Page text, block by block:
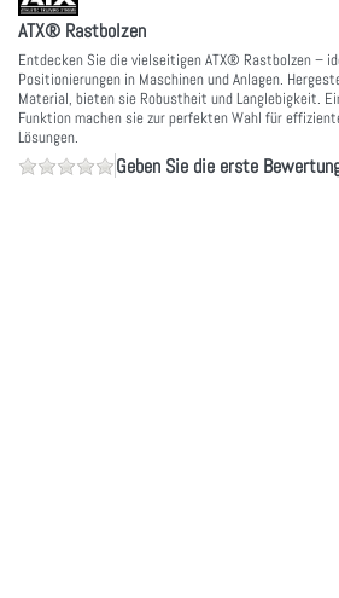
ATX® Rastbolzen
Entdecken Sie die vielseitigen ATX® Rastbolzen –
Positionierungen in Maschinen und Anlagen.
Material, bieten sie Robustheit und Langlebigkeit.
Funktion machen sie zur perfekten Wahl für
Lösungen.
Geben Sie die erste